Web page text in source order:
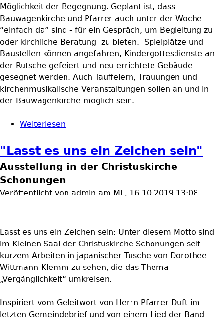
Möglichkeit der Begegnung. Geplant ist, dass
Bauwagenkirche und Pfarrer auch unter der Woche
“einfach da” sind - für ein Gespräch, um Begleitung zu
oder kirchliche Beratung zu bieten. Spielplätze und
Baustellen können angefahren, Kindergottesdienste an
der Rutsche gefeiert und neu errichtete Gebäude
gesegnet werden. Auch Tauffeiern, Trauungen und
kirchenmusikalische Veranstaltungen sollen an und in
der Bauwagenkirche möglich sein.
Weiterlesen
"Lasst es uns ein Zeichen sein"
Ausstellung in der Christuskirche
Schonungen
Veröffentlicht von admin am Mi., 16.10.2019 13:08
Lasst es uns ein Zeichen sein: Unter diesem Motto sind
im Kleinen Saal der Christuskirche Schonungen seit
kurzem Arbeiten in japanischer Tusche von Dorothee
Wittmann-Klemm zu sehen, die das Thema
„Vergänglichkeit“ umkreisen.
Inspiriert vom Geleitwort von Herrn Pfarrer Duft im
letzten Gemeindebrief und von einem Lied der Band